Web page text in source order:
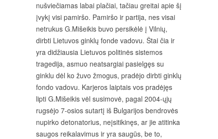
nušviečiamas labai plačiai, tačiau greitai apie šį
įvykį visi pamiršo. Pamiršo ir partija, nes visai
netrukus G.Mišeikis buvo persikėlė į Vilnių,
dirbti Lietuvos ginklų fonde vadovu. Štai čia ir
yra didžiausia Lietuvos politinės sistemos
tragedija, asmuo neatsargiai pasielgęs su
ginklu dėl ko žuvo žmogus, pradėjo dirbti ginklų
fondo vadovu. Karjeros laiptais vos pradėjęs
lipti G.Mišeikis vėl susimovė, pagal 2004-ųjų
rugsėjo 7-osios sutartį iš Bulgarijos bendrovės
nupirko detonatorius, neįsitikinęs, ar jie atitinka
saugos reikalavimus ir yra saugūs, be to,